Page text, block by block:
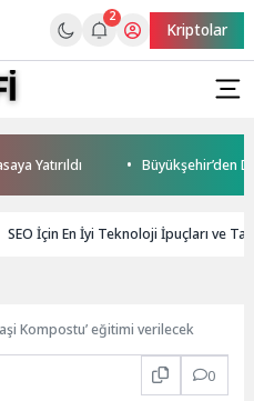
2
Kriptolar
Yatırıldı Büyükşehir’den
SEO İçin En İyi Teknoloji İpuçları ve
Kompostu’ eğitimi verilecek
0